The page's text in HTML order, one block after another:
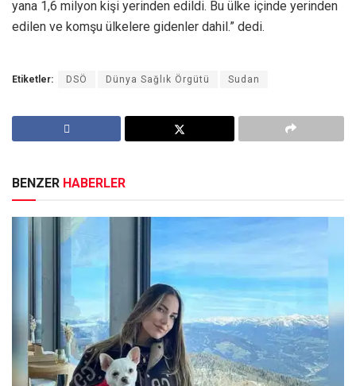
yana 1,6 milyon kişi yerinden edildi. Bu ülke içinde yerinden
edilen ve komşu ülkelere gidenler dahil.” dedi.
Etiketler: DSÖ Dünya Sağlık Örgütü Sudan
BENZER HABERLER